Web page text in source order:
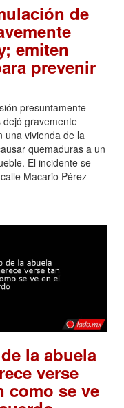
de
emiten
prevenir
presuntamente
gravemente
una vivienda de la
quemaduras a un
El incidente se
Macario Pérez
la abuela
verse
como se ve